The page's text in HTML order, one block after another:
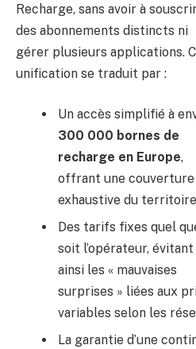
Recharge, sans avoir à
des abonnements distincts ni
gérer plusieurs applications.
unification se traduit par :
Un accès simplifié à
300 000 bornes de
recharge en Europe,
offrant une couverture
exhaustive du
Des tarifs fixes quel
soit l’opérateur, évitant
ainsi les « mauvaises
surprises » liées aux
variables selon les
La garantie d’une